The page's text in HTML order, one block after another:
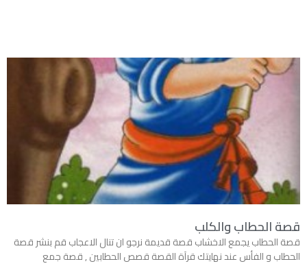
قصة الحطاب والكلب
قصة الحطاب يجمع الاخشاب قصة قديمة نرجو ان تنال الاعجاب قم بنشر قصة
الحطاب و الفأس عند نهايتك قرآة القصة قصص الحطابين , قصة جمع